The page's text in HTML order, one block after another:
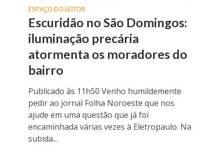
ESPAÇO DO LEITOR
Escuridão no São Domingos:
iluminação precária
atormenta os moradores do
bairro
Publicado às 11h50 Venho humildemente
pedir ao jornal Folha Noroeste que nos
ajude em uma questão que já foi
encaminhada várias vezes à Eletropaulo. Na
subida...